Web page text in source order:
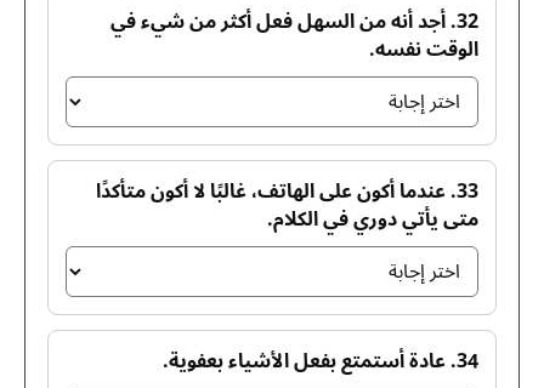
32. أجد أنه من السهل فعل أكثر من شيء في
الوقت نفسه.
33. عندما أكون على الهاتف، غالبًا لا أكون متأكدًا
متى يأتي دوري في الكلام.
34. عادة أستمتع بفعل الأشياء بعفوية.